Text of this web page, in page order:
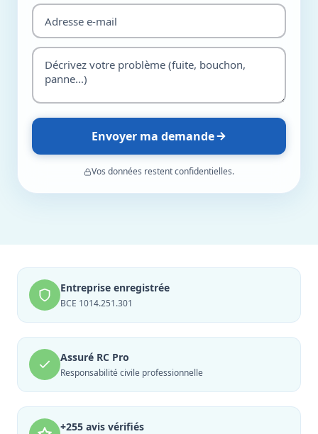
Envoyer ma demande
Vos données restent confidentielles.
Entreprise enregistrée
BCE 1014.251.301
Assuré RC Pro
Responsabilité civile professionnelle
+255 avis vérifiés